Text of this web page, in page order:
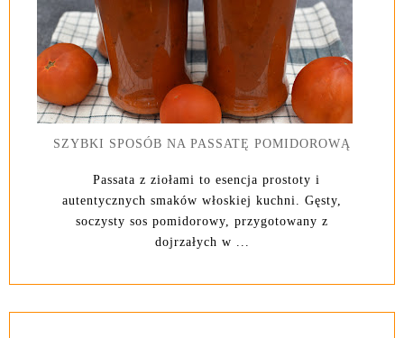
SZYBKI SPOSÓB NA PASSATĘ POMIDOROWĄ
Passata z ziołami to esencja prostoty i
autentycznych smaków włoskiej kuchni. Gęsty,
soczysty sos pomidorowy, przygotowany z
dojrzałych w ...